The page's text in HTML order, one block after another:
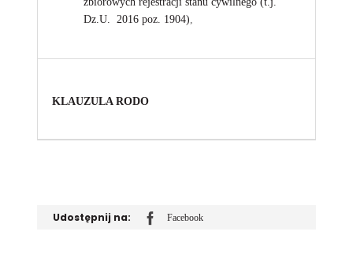
Dz.U. 2016 poz. 1904),
KLAUZULA RODO
Udostępnij na:
Udostępnij
Facebook